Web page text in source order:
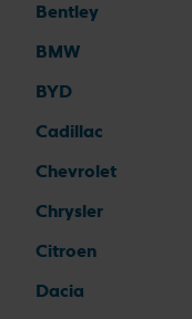
Bentley
BMW
BYD
Cadillac
Chevrolet
Chrysler
Citroen
Dacia